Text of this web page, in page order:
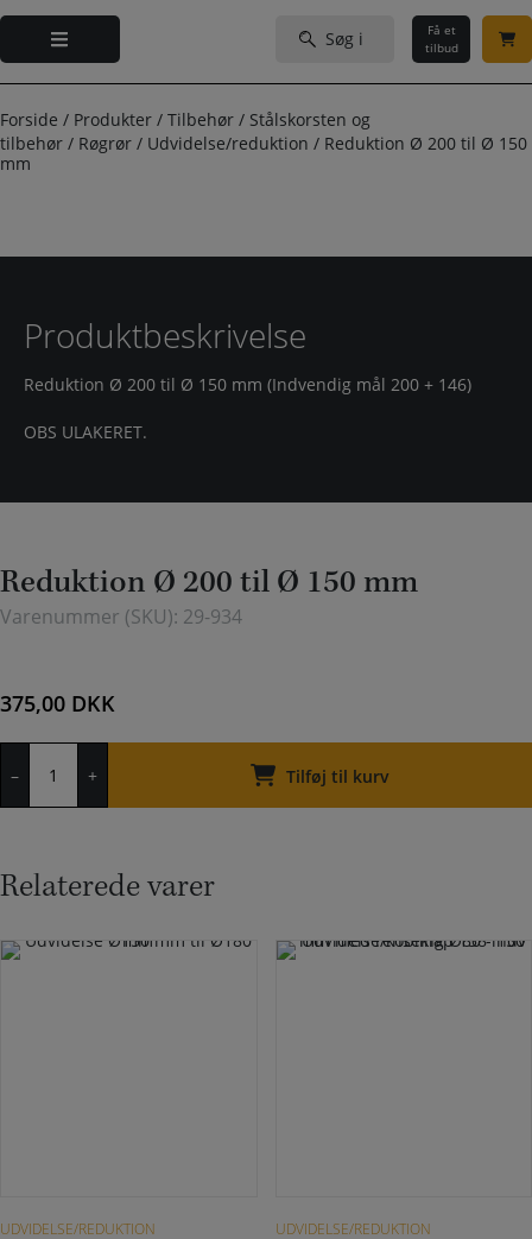
Hop
indholdet
efter:
Få et
tilbud
Forside / Produkter / Tilbehør / Stålskorsten og
tilbehør / Røgrør / Udvidelse/reduktion / Reduktion Ø 200 til Ø 150
mm
Produktbeskrivelse
Reduktion Ø 200 til Ø 150 mm (Indvendig mål 200 + 146)
OBS ULAKERET.
Reduktion Ø 200 til Ø 150 mm
Varenummer (SKU): 29-934
375,00 DKK
–
Ø
mm
+ Tilføj til kurv
Relaterede varer
UDVIDELSE/REDUKTION UDVIDELSE/REDUKTION